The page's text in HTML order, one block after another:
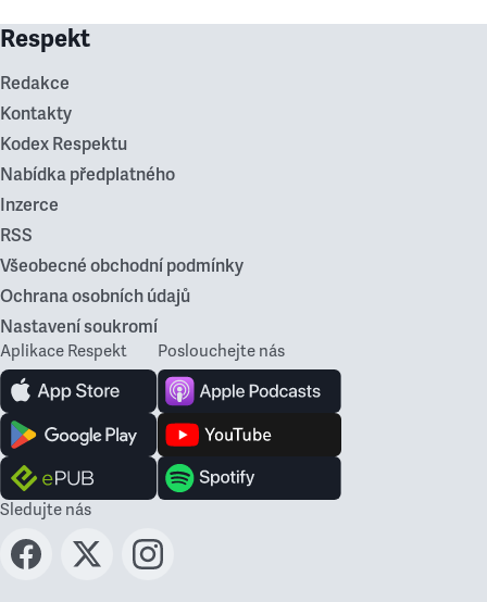
Respekt
Redakce
Kontakty
Kodex Respektu
Nabídka předplatného
Inzerce
RSS
Všeobecné obchodní podmínky
Ochrana osobních údajů
Nastavení soukromí
Aplikace Respekt Poslouchejte nás
Sledujte nás